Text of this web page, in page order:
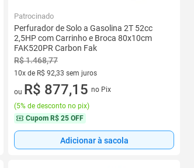
Patrocinado
Perfurador de Solo a Gasolina 2T 52cc
2,5HP com Carrinho e Broca 80x10cm
FAK520PR Carbon Fak
R$ 1.468,77
10x de R$ 92,33 sem juros
10 vez de R$ 92,33 sem juros
ou R$ 877,15 no Pix
(5% de desconto no pix)
Cupom R$ 25 OFF
Adicionar à sacola